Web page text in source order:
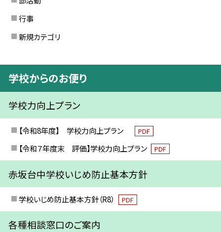
行事
新規カテゴリ
学校からのお便り
学校力向上プラン
【令和8年度】 学校力向上プラン PDF
【令和７年度末 評価】学校力向上プラン PDF
赤坂台中学校いじめ防止基本方針
学校いじめ防止基本方針（R8） PDF
各種相談窓口のご案内